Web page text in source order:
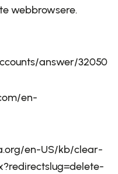
webbrowsere.
answer/32050
en-
en-US/kb/clear-